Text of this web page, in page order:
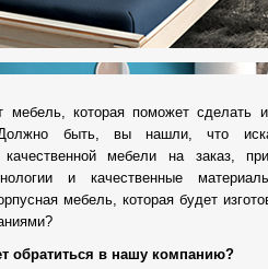
мебель, которая поможет сделать
Должно быть, вы нашли, что
качественной мебели на заказ,
и качественные
мебель, которая будет
обратиться в нашу компанию?